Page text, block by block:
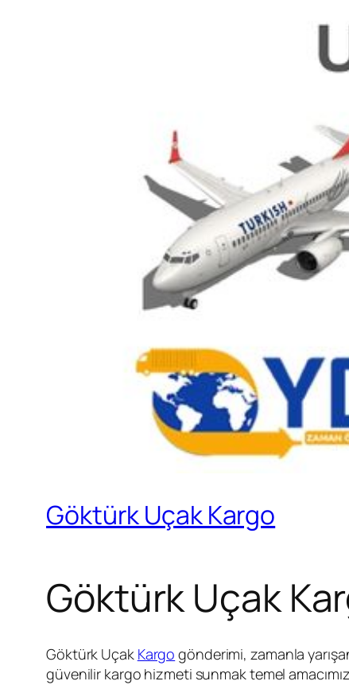
Göktürk Uçak Kargo
Göktürk Uçak
Göktürk Uçak Kargo gönderimi, zamanla
güvenilir kargo hizmeti sunmak temel